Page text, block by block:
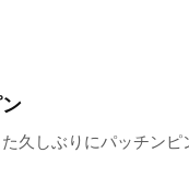
久しぶりにパッチン